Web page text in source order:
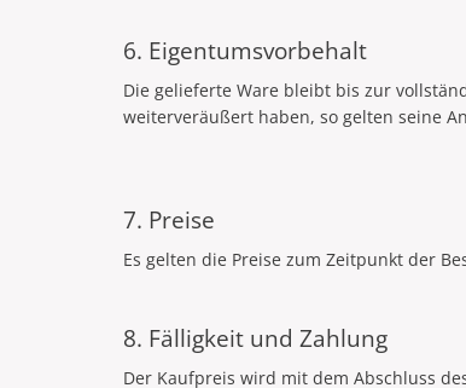
6. Eigentumsvorbehalt
Die gelieferte Ware bleibt bis zur
weiterveräußert haben, so gelten seine
7. Preise
Es gelten die Preise zum Zeitpunkt der
8. Fälligkeit und Zahlung
Der Kaufpreis wird mit dem Abschluss